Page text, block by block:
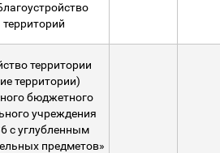
территорий
территории
территории)
бюджетного
учреждения
с углубленным
предметов»